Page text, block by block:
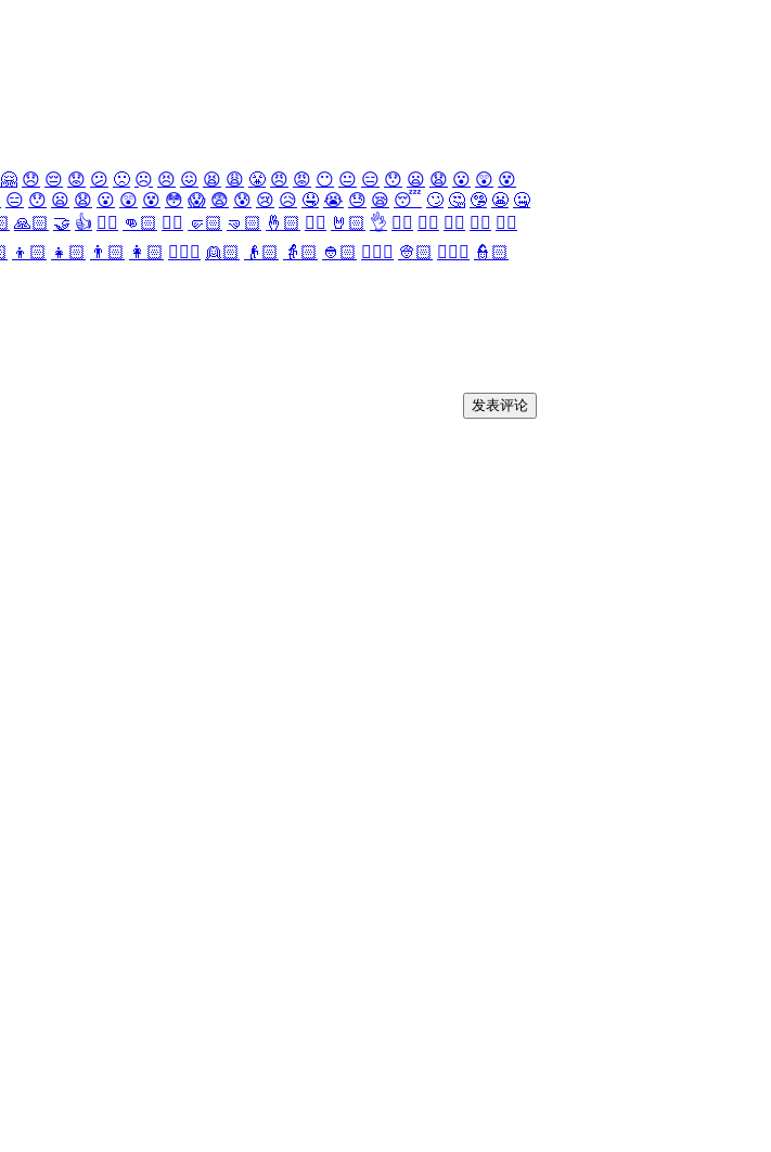
🤗 😞 😔 😟 😕 🙁 ☹️ 😣 😖 😫 😩 😤 😠 😡 😶 😐 😑 😯 😦 😧 😮 😲 😵
😑 😯 😦 😧 😮 😲 😵 😳 😱 😨 😰 😢 😥 🤤 😭 😓 😪 😴 🙄 🤔 🤥 😬 🤐
🙏🏻 🤝 👍 👎🏻 👊🏻 ✊🏻 🤛🏻 🤜🏻 🤞🏻 ✌🏻 🤘🏻 👌 👈🏻 👉🏻 👆🏻 👇🏻 ☝🏻
👦🏻 👧🏻 👨🏻 👩🏻 👱🏻‍♀️ 👱🏻 👴🏻 👵🏻 👲🏻 👳🏻‍♀️ 👳🏻 👮🏻‍♀️ 👮🏻